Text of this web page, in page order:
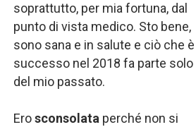
soprattutto, per mia fortuna, dal
punto di vista medico. Sto bene,
sono sana e in salute e ciò che è
successo nel 2018 fa parte solo
del mio passato.
Erosconsolata perché non si